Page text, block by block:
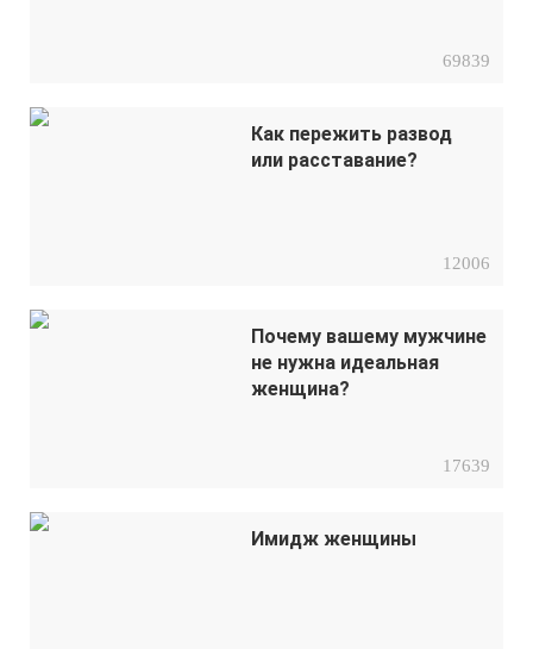
69839
Как пережить развод
или расставание?
12006
Почему вашему мужчине
не нужна идеальная
женщина?
17639
Имидж женщины